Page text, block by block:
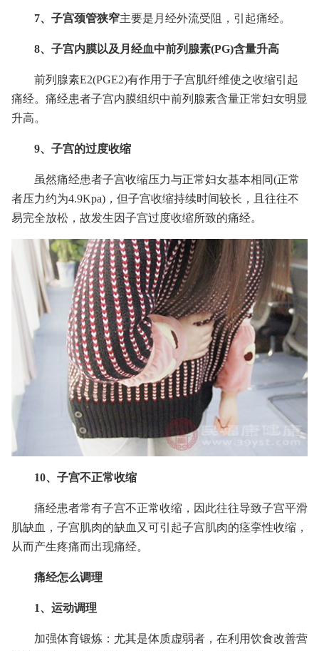
7、子宫颈管狭窄主要是月经外流受阻，引起痛经。
8、子宫内膜以及月经血中前列腺素(PG)含量升高
前列腺素E2(PGE2)有作用于子宫肌纤维使之收缩引起
痛经。痛经患者子宫内膜组织中前列腺素含量正常妇女明显
升高。
9、子宫的过度收缩
虽然痛经患者子宫收缩压力与正常妇女基本相同(正常
者压力约为4.9Kpa)，但子宫收缩持续时间较长，且往往不
易完全放松，故发生因子宫过度收缩所致的痛经。
10、子宫不正常收缩
痛经患者常有子宫不正常收缩，因此往往导致子宫平滑
肌缺血，子宫肌肉的缺血又可引起子宫肌肉的痉挛性收缩，
从而产生疼痛而出现痛经。
痛经怎么调理
1、运动调理
加强体育锻炼：尤其是体质虚弱者，在利用饮食改善营